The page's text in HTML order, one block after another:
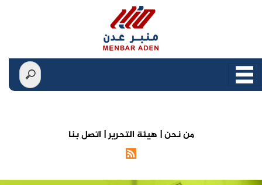
من نحن | هيئة التحرير | اتصل بنا